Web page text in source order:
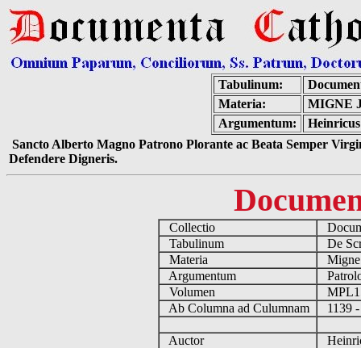
Tabulinum:
Materia:
MIGNE
Argumentum:
Sancto Alberto Magno Patrono Plorante ac Beata Semper
Defendere Digneris.
Collectio
Tabulinum
De
Materia
Argumentum
Volumen
Ab Columna ad Culumnam
1139
Auctor